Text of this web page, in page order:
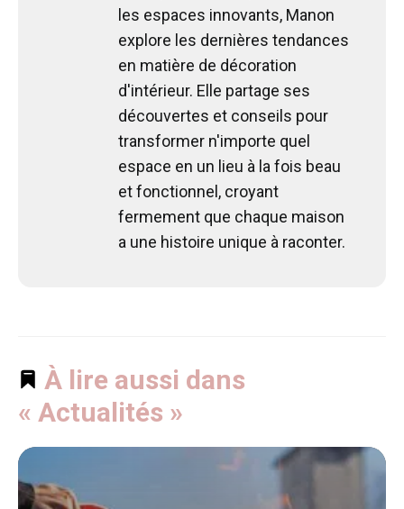
les espaces innovants, Manon
explore les dernières tendances
en matière de décoration
d'intérieur. Elle partage ses
découvertes et conseils pour
transformer n'importe quel
espace en un lieu à la fois beau
et fonctionnel, croyant
fermement que chaque maison
a une histoire unique à raconter.
À lire aussi dans
« Actualités »